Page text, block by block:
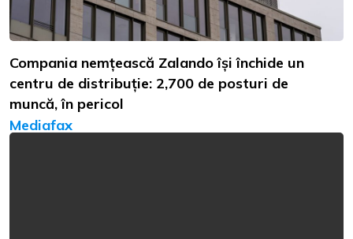
Compania nemțească Zalando își închide un
centru de distribuție: 2,700 de posturi de
muncă, în pericol
Mediafax